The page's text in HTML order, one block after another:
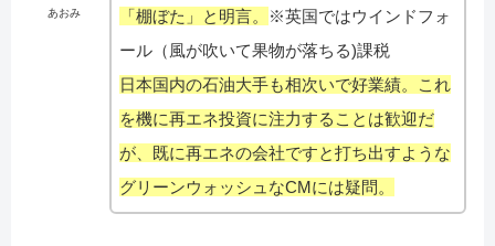
あおみ 「棚ぼた」と明言。 ※英国ではウインドフォ
ール（風が吹いて果物が落ちる)課税
日本国内の石油大手も相次いで好業績。これ
を機に再エネ投資に注力することは歓迎だ
が、既に再エネの会社ですと打ち出すような
グリーンウォッシュなCMには疑問。